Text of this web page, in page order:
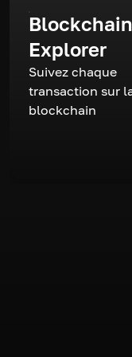
Blockchain
Explorer
Suivez chaque
transaction sur
blockchain